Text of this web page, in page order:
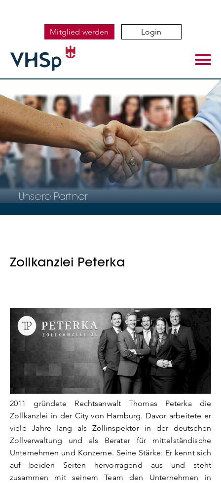
Mitglied werden Login
Unsere Partner
Zollkanzlei Peterka
2011 gründete Rechtsanwalt Thomas Peterka die
Zollkanzlei in der City von Hamburg. Davor arbeitete er
viele Jahre lang als Zollinspektor in der deutschen
Zollverwaltung und als Berater für mittelständische
Unternehmen und Konzerne. Seine Stärke: Er kennt sich
auf beiden Seiten hervorragend aus und steht
zusammen mit seinem Team den Unternehmen in